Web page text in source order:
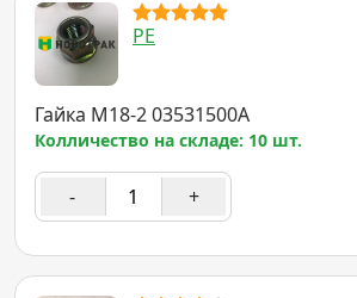
PE
Гайка M18-2 03531500A
Колличество на складе: 10 шт.
- +